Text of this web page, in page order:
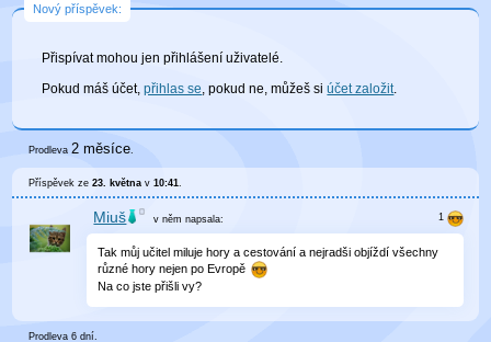
Nový příspěvek:
Přispívat mohou jen přihlášení uživatelé.
Pokud máš účet,přihlas se, pokud ne, můžeš siúčet založit.
Prodleva 2 měsíce
Příspěvek ze23. května v10:41
Miuš v němnapsala:
Tak můj učitel miluje hory a cestování a nejradši objíždí všechny
různé hory nejen po Evropě
Na co jste přišli vy?
Prodleva 6 dní.